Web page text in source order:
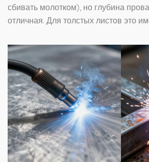
сбивать молотком), но глубина
отличная. Для толстых листов это